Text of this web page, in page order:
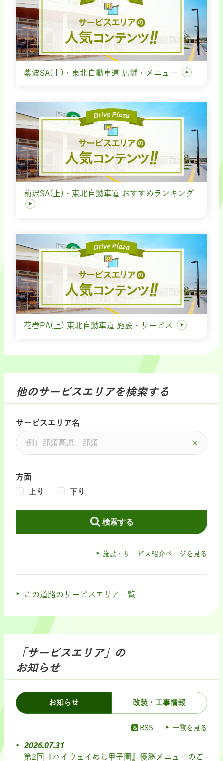
紫波SA(上)・東北自動車道 店舗・メニュー
前沢SA(上)・東北自動車道 おすすめランキング
花巻PA(上) 東北自動車道 施設・サービス
他のサービスエリアを検索する
サービスエリア名
方面
上り
下り
検索する
施設・サービス紹介ページを見る
この道路のサービスエリア一覧
「サービスエリア」の
お知らせ
お知らせ 改装・工事情報
RSS 一覧を見る
2026.07.31
第2回『ハイウェイめし甲子園』優勝メニューのご